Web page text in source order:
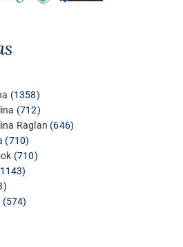
13581358
produtos
712712
produtos
Raglan 646646
710710
produtos
710710
11431143
573
produtos
574574